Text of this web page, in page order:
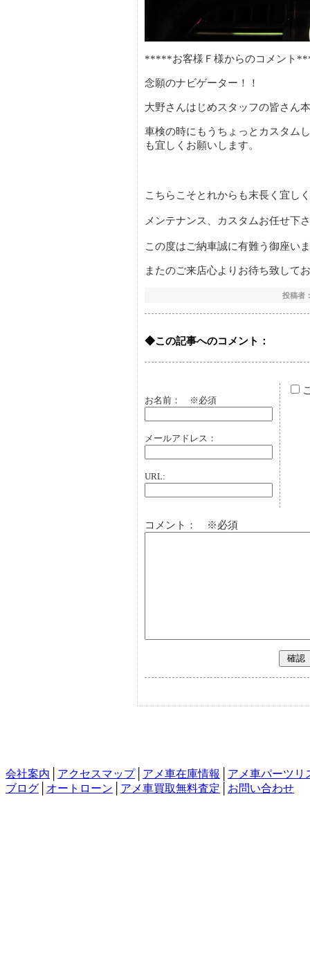
*****お客様Ｆ様からのコメント
念願のナビゲーター！！
大野さんはじめスタッフの皆さん
車検の時にもうちょっとカスタム
も宜しくお願いします。
こちらこそとれからも末長く宜し
メンテナンス、カスタムお任せ下
この度はご納車誠に有難う御座い
またのご来店心よりお待ち致して
投稿者
◆この記事へのコメント：
お名前： ※必須
メールアドレス：
URL:
コメント： ※必須
会社案内 アクセスマップ│ アメ車在庫情報
アメ車パーツリ
ブログ
オートローン アメ車買取無料査定 お問い合わせ